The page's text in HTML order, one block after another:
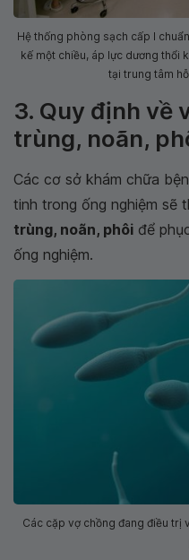
Hệ thống phòng sạch cấp I
kế một chiều, áp lực dương thổi
tại trung tâm
3. Quy định về
trùng, noãn,
Các cơ sở khám chữa
tinh trong ống nghiệm sẽ
trùng, noãn, phôi để
ống nghiệm.
Các cặp vợ chồng đang điều trị